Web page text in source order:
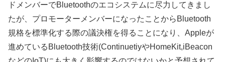
ドメンバーでBluetoothのエコシステムに尽力してきまし
たが、プロモーターメンバーになったことからBluetooth
規格を標準化する際の議決権を得ることになり、Appleが
進めているBluetooth技術(ContinuetiyやHomeKit,iBeacon